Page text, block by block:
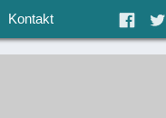
Kontakt